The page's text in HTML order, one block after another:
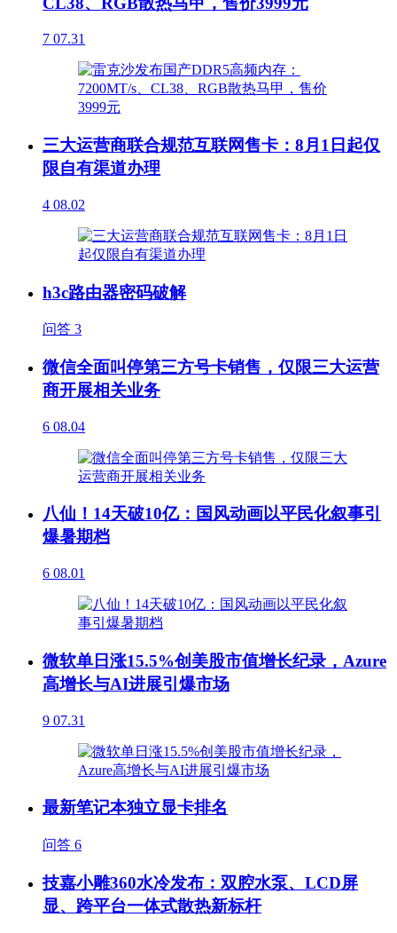
7 07.31
三大运营商联合规范互联网售卡：8月1日起仅
限自有渠道办理
4 08.02
h3c路由器密码破解
问答 3
微信全面叫停第三方号卡销售，仅限三大运营
商开展相关业务
6 08.04
八仙！14天破10亿：国风动画以平民化叙事引
爆暑期档
6 08.01
微软单日涨15.5%创美股市值增长纪录，Azure
高增长与AI进展引爆市场
9 07.31
最新笔记本独立显卡排名
问答 6
技嘉小雕360水冷发布：双腔水泵、LCD屏
显、跨平台一体式散热新标杆